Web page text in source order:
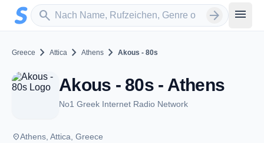
Zum Hauptinhalt springen
search
Sender suchen arrow_forward menu
Greece chevron_right Attica chevron_right Athens chevron_right Akous - 80s
Akous - 80s - Athens
No1 Greek Internet Radio Network
placeAthens, Attica, Greece